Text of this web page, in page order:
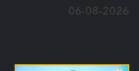
06-08-2026